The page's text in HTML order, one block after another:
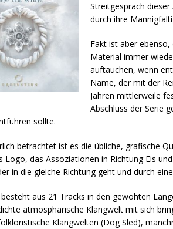
Streitgespräch
durch ihre
Fakt ist aber
Material immer
auftauchen, wenn
Name, der mit der
Jahren mittlerweile
Abschluss der Serie
sollte.
betrachtet ist es die übliche, grafische
Logo, das Assoziationen in Richtung Eis
in die gleiche Richtung geht und durch
aus 21 Tracks in den gewohten
atmosphärische Klangwelt mit sich
Klangwelten (Dog Sled),